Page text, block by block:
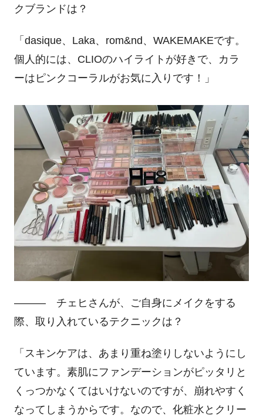
クブランドは？
「 dasique、 Laka、 rom&nd、 WAKEMAKEです。
個人的には、 CLIOのハイライトが好きで、カラ
ーはピンクコーラルがお気に入りです！」
――― チェヒさんが、ご自身にメイクをする
際、取り入れているテクニックは？
「スキンケアは、あまり重ね塗りしないようにし
ています。素肌にファンデーションがピッタリと
くっつかなくてはいけないのですが、崩れやすく
なってしまうからです。なので、化粧水とクリー